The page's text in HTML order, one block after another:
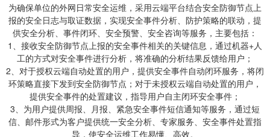
为确保单位的外网日常安全运维，采用云端平台结合安全防御节点上
报的安全日志与取证数据，实现安全事件分析、防护策略的联动，提
供安全分析、事件闭环、安全预警、安全咨询等服务，主要包括：
1、接收安全防御节点上报的安全事件相关的关键信息，通过机器+人
工的方式对安全事件进行分析，将准确的分析结果反馈给用户；
2、对于授权云端自动处置的用户，提供安全事件自动闭环服务，将闭
环策略直接下发到安全防御节点；对于未授权云端自动处置的用户，
提供安全事件的处置建议，指导用户自主闭环安全事件；
3、为用户提供周报、月报、紧急安全事件短信通知等服务，通过短
信、邮件形式为客户提供统一安全分析、专家服务、安全事件处置指
导，使安全运维工作易懂、高效。